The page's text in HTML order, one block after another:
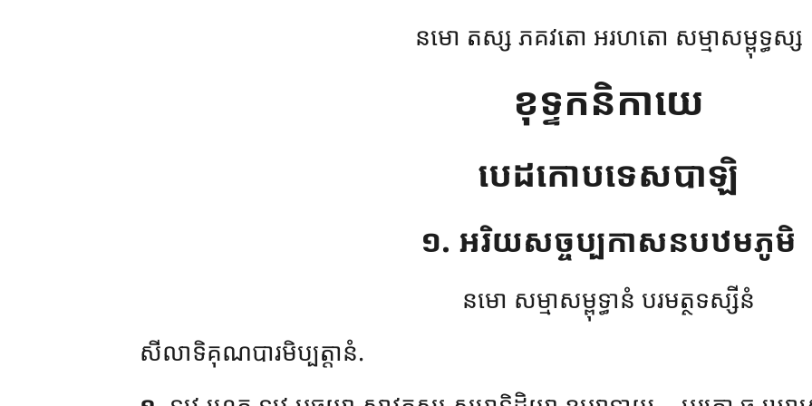
នមោ តស្ស ភគវតោ អរហតោ សម្មាសម្ពុទ្ធស្ស
ខុទ្ទកនិកាយេ
បេដកោបទេសបាឡិ
១. អរិយសច្ចប្បកាសនបឋមភូមិ
នមោ សម្មាសម្ពុទ្ធានំ បរមត្ថទស្សីនំ
សីលាទិគុណបារមិប្បត្តានំ.